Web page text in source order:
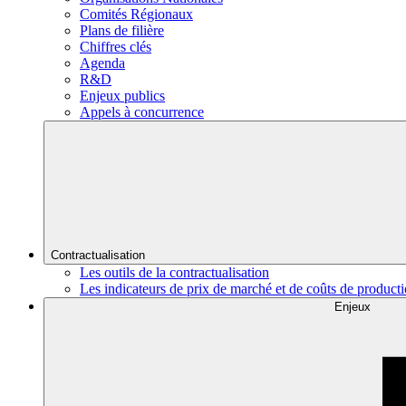
Comités Régionaux
Plans de filière
Chiffres clés
Agenda
R&D
Enjeux publics
Appels à concurrence
Contractualisation
Les outils de la contractualisation
Les indicateurs de prix de marché et de coûts de
Enjeux